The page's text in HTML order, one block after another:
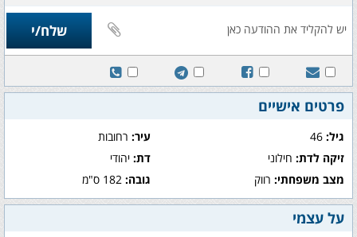
פרטים אישיים
גיל: עיר:רחובות
זיקה לדת: חילוני דת:יהודי
מצב משפחתי: רווק גובה:182 ס"מ
על עצמי